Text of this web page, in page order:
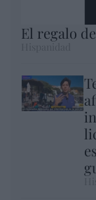
El regalo